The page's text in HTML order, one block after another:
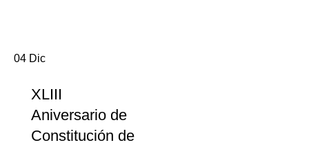
04 Dic
XLIII
Aniversario de
Constitución de